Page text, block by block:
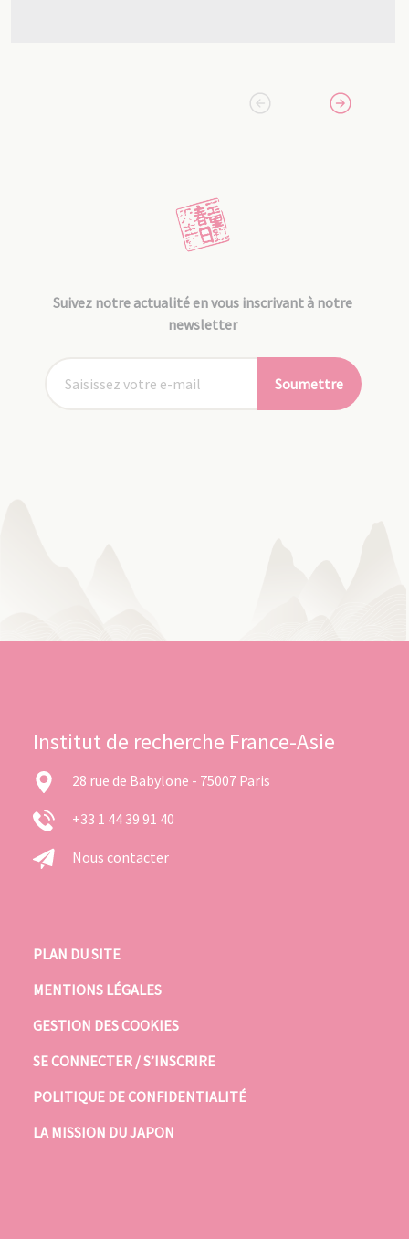
Suivez notre actualité en vous inscrivant à notre
newsletter
Soumettre
Institut de recherche France-Asie
28 rue de Babylone - 75007 Paris
+33 1 44 39 91 40
Nous contacter
PLAN DU SITE
MENTIONS LÉGALES
GESTION DES COOKIES
SE CONNECTER / S’INSCRIRE
POLITIQUE DE CONFIDENTIALITÉ
LA MISSION DU JAPON